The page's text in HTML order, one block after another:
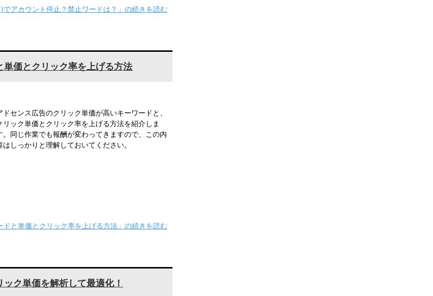
でアカウント停止？禁止ワードは？」の続きを読む
価とクリック率を上げる方法
ドセンス広告のクリック単価が高いキーワードと、
リック単価とクリック率を上げる方法を紹介しま
。同じ作業でも報酬が変わってきますので、この内
はしっかりと理解しておいてください。
ドと単価とクリック率を上げる方法」の続きを読む
ク単価を解析して最適化！